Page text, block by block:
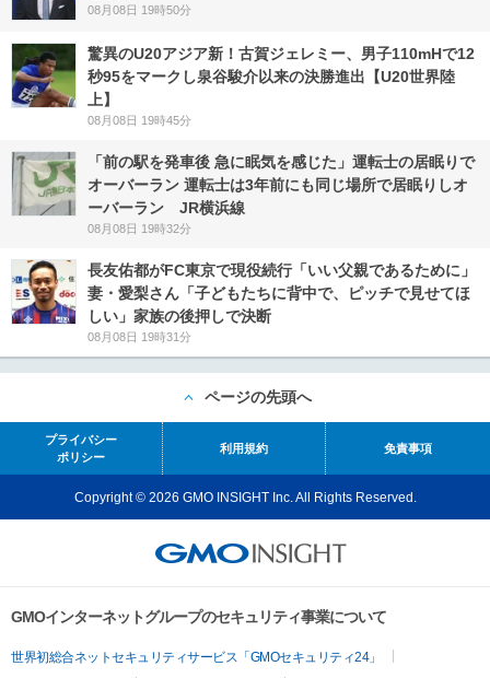
08月08日 19時50分
驚異のU20アジア新！古賀ジェレミー、男子110mHで12
秒95をマークし泉谷駿介以来の決勝進出【U20世界陸
上】
08月08日 19時45分
「前の駅を発車後 急に眠気を感じた」運転士の居眠りで
オーバーラン 運転士は3年前にも同じ場所で居眠りしオ
ーバーラン JR横浜線
08月08日 19時32分
長友佑都がFC東京で現役続行「いい父親であるために」
妻・愛梨さん「子どもたちに背中で、ピッチで見せてほ
しい」家族の後押しで決断
08月08日 19時31分
ページの先頭へ
プライバシー
ポリシー
利用規約 免責事項
Copyright © 2026 GMO INSIGHT Inc. All Rights Reserved.
GMOインターネットグループのセキュリティ事業について
世界初総合ネットセキュリティサービス「GMOセキュリティ24」